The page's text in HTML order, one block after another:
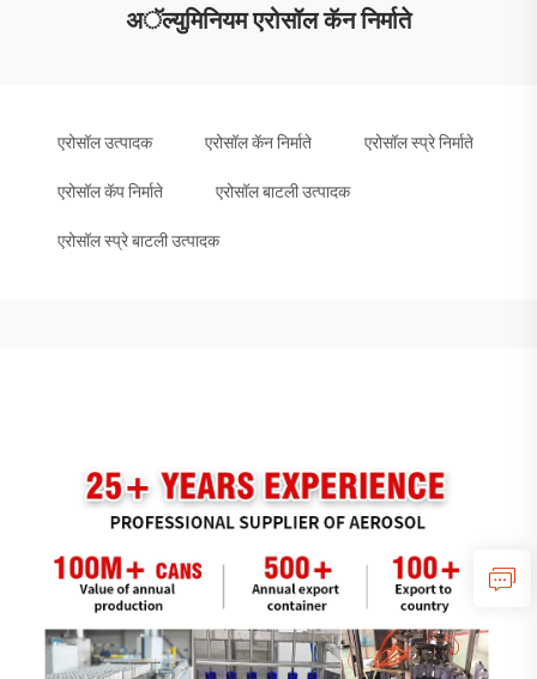
अॅल्युमिनियम एरोसॉल कॅन निर्माते
एरोसॉल उत्पादक एरोसॉल कॅन निर्माते एरोसॉल स्प्रे निर्माते
एरोसॉल कॅप निर्माते एरोसॉल बाटली उत्पादक
एरोसॉल स्प्रे बाटली उत्पादक